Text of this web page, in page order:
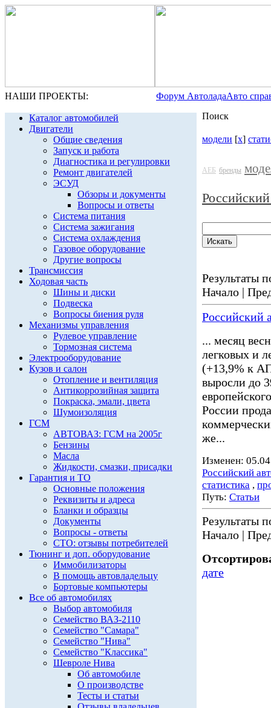
НАШИ ПРОЕКТЫ: Форум АвтоладаАвто
Каталог автомобилей
Двигатели
Общие сведения
Запуск и работа
Диагностика и регулировки
Ремонт двигателей
ЭСУД
Обзоры и документы
Вопросы и ответы
Система питания
Система зажигания
Система охлаждения
Газовое оборудование
Другие вопросы
Трансмиссия
Ходовая часть
Шины и диски
Подвеска
Вопросы биения руля
Механизмы управления
Рулевое управление
Тормозная система
Электрооборудование
Кузов и салон
Отопление и вентиляция
Антикоррозийная защита
Покраска, эмали, цвета
Шумоизоляция
ГСМ
АВТОВАЗ: ГСМ на 2005г
Бензины
Масла
Жидкости, смазки, присадки
Гарантия и ТО
Основные положения
Реквизиты и адреса
Бланки и образцы
Документы
Вопросы - ответы
СТО: отзывы потребителей
Тюнинг и доп. оборудование
Иммобилизаторы
В помощь автовладельцу
Бортовые компьютеры
Все об автомобилях
Выбор автомобиля
Семейство ВАЗ-2110
Семейство "Самара"
Семейство "Нива"
Семейство "Классика"
Шевроле Нива
Об автомобиле
О производстве
Тесты и статьи
Поиск
модели [x]
АЕБ бренды
Результаты
Начало |
Российский
... месяц
легковых и
(+13,9% к
выросли до
России
же...
Изменен:
Российский
статистика ,
Путь: Статьи
Результаты
Начало |
дате